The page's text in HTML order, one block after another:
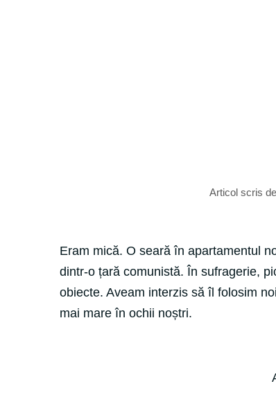
Articol scris de
Eram mică. O seară în apartamentul
dintr-o țară comunistă. În sufragerie,
obiecte. Aveam interzis să îl folosim
mai mare în ochii noștri.